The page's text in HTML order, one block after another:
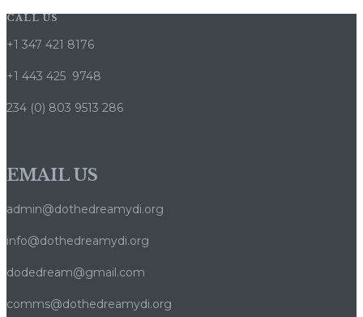
CALL US
+1 347 421 8176
+1 443 425 9748
234 (0) 803 9513 286
EMAIL US
admin@dothedreamydi.org
info@dothedreamydi.org
dodedream@gmail.com
comms@dothedreamydi.org